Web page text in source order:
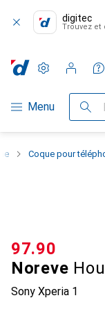
digitec
Trouvez et
Navigation par
Menu
Paramètres
Compte client
Listes de
Listes d'envies
Panier
Coque pour
Noreve
Sony Xperia 1
CHF
97.90